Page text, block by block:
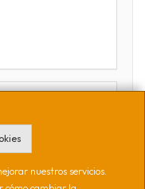
nuestros servicios.